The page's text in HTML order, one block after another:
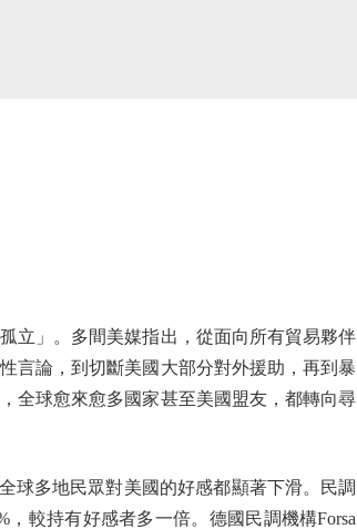
」。多間美媒指出，從面向所有貿易夥伴
言論，到切斷美國大部分對外援助，再到暴
全球愈來愈多國家甚至美國盟友，都轉向尋
多地民眾對美國的好感都顯著下滑。民調
較持有好感者多一倍。德國民調機構Forsa